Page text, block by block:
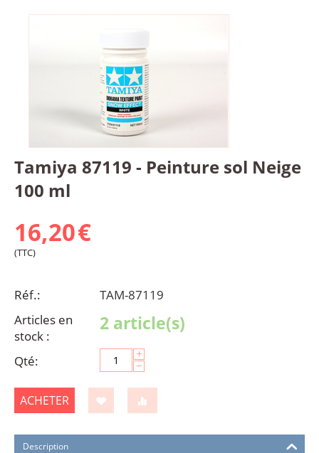
Tamiya 87119 - Peinture sol Neige
100 ml
16,20€
(TTC)
Réf.:
TAM-87119
Articles en
stock :
2 article(s)
Qté: +
−
ACHETER
Description